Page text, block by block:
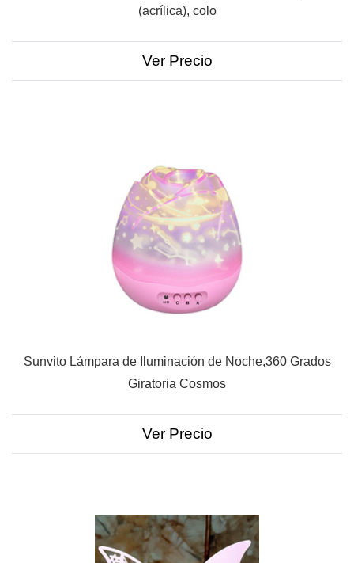
(acrílica), colo
Ver Precio
Sunvito Lámpara de Iluminación de Noche,360 Grados
Giratoria Cosmos
Ver Precio